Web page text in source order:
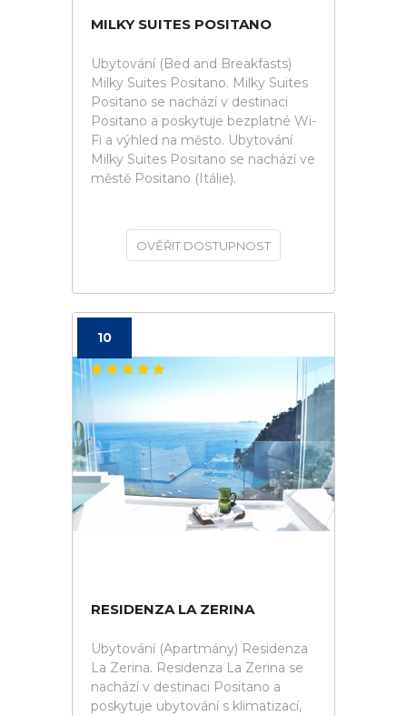
MILKY SUITES POSITANO
Ubytování (Bed and Breakfasts)
Milky Suites Positano. Milky Suites
Positano se nachází v destinaci
Positano a poskytuje bezplatné Wi-
Fi a výhled na město. Ubytování
Milky Suites Positano se nachází ve
městě Positano (Itálie).
OVĚŘIT DOSTUPNOST
10
RESIDENZA LA ZERINA
Ubytování (Apartmány) Residenza
La Zerina. Residenza La Zerina se
nachází v destinaci Positano a
poskytuje ubytování s klimatizací,